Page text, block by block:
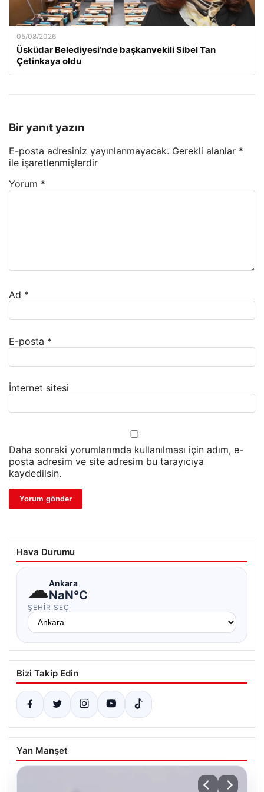
05/08/2026
Üsküdar Belediyesi’nde başkanvekili Sibel Tan
Çetinkaya oldu
Bir yanıt yazın
E-posta adresiniz yayınlanmayacak. Gerekli alanlar *
ile işaretlenmişlerdir
Yorum *
Ad *
E-posta *
İnternet sitesi
Daha sonraki yorumlarımda kullanılması için adım, e-
posta adresim ve site adresim bu tarayıcıya
kaydedilsin.
Hava Durumu
☁Ankara
NaN°C
ŞEHIR SEÇ
Bizi Takip Edin
Yan Manşet